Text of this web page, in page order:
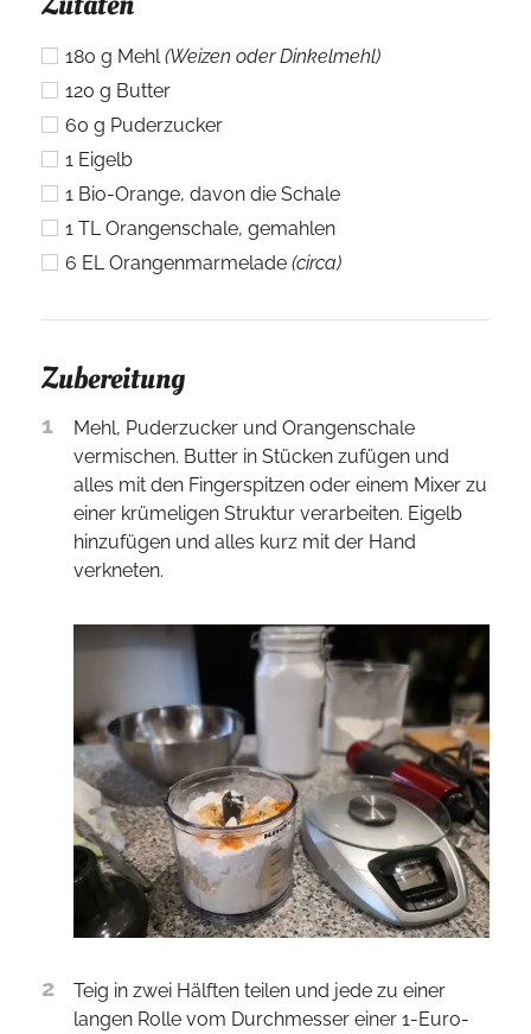
180 g Mehl(Weizen oder Dinkelmehl)
120 g Butter
60 g Puderzucker
1 Eigelb
1 Bio-Orange, davon die Schale
1 TL Orangenschale, gemahlen
6 EL Orangenmarmelade (circa)
Zubereitung
1
Mehl, Puderzucker und Orangenschale
vermischen. Butter in Stücken zufügen und
alles mit den Fingerspitzen oder einem Mixer zu
einer krümeligen Struktur verarbeiten. Eigelb
hinzufügen und alles kurz mit der Hand
verkneten.
2
Teig in zwei Hälften teilen und jede zu einer
langen Rolle vom Durchmesser einer 1-Euro-